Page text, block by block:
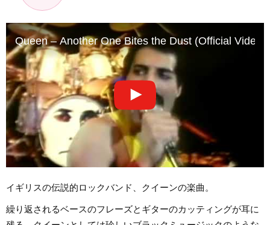
Queen – Another One Bites the Dust (Official Video)
イギリスの伝説的ロックバンド、クイーンの楽曲。
繰り返されるベースのフレーズとギターのカッティングが耳に